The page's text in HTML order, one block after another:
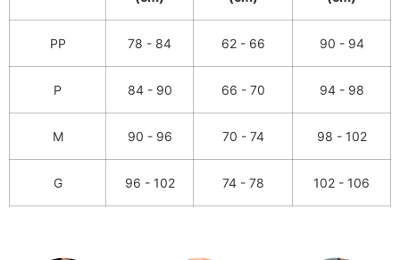
PP 78 - 84 62 - 66 90 - 94
P 84 - 90 66 - 70 94 - 98
M 90 - 96 70 - 74 98 - 102
G 96 - 102 74 - 78 102 - 106